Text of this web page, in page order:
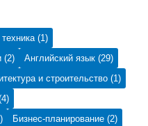
(1)
(2)
Английский язык (29)
и строительство (1)
Бизнес-планирование (2)